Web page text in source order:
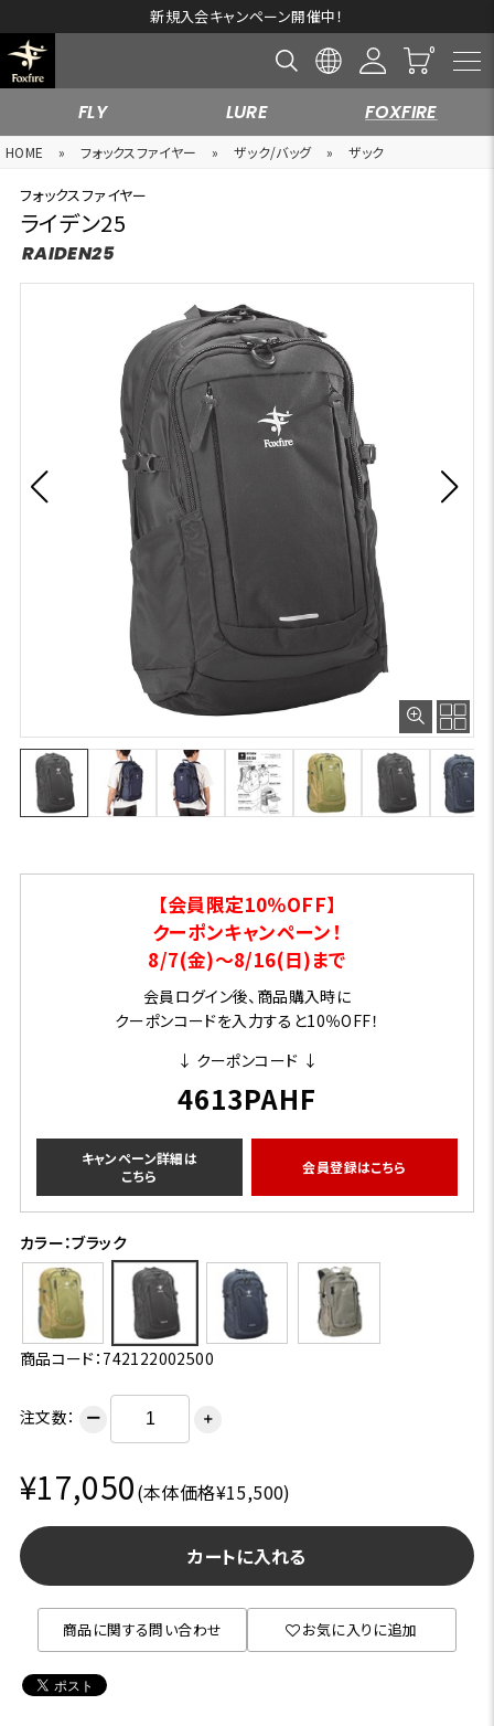
新規入会キャンペーン開催中！
FLY LURE FOXFIRE
HOME » フォックスファイヤー » ザック/バッグ » ザック
フォックスファイヤー
ライデン25
RAIDEN25
【会員限定10％OFF】
クーポンキャンペーン！
8/7(金)～8/16(日)まで
会員ログイン後、商品購入時に
クーポンコードを入力すると10％OFF！
↓ クーポンコード ↓
4613PAHF
キャンペーン詳細は
こちら
会員登録はこちら
カラー：ブラック
商品コード：742122002500
注文数： ー ＋
¥17,050(本体価格¥15,500)
カートに入れる
商品に関する問い合わせ お気に入りに追加